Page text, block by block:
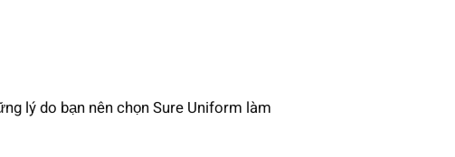
lý do bạn nên chọn Sure Uniform làm